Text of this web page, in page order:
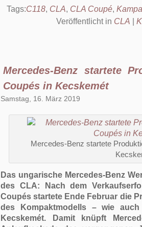
Tags:C118, CLA, CLA Coupé,
Veröffentlicht in CLA
Mercedes-Benz startete
Coupés in Kecskemét
Samstag, 16. März 2019
Mercedes-Benz startete
Das ungarische Mercedes-Benz
des CLA: Nach dem
Coupés startete Ende Februar die
des Kompaktmodells – wie
Kecskemét. Damit knüpft